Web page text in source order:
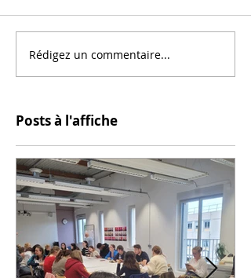
Rédigez un commentaire...
Posts à l'affiche